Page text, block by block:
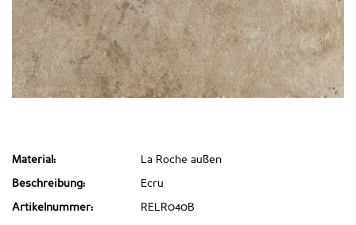
Material: La Roche außen
Beschreibung: Ecru
Artikelnummer: RELR040B